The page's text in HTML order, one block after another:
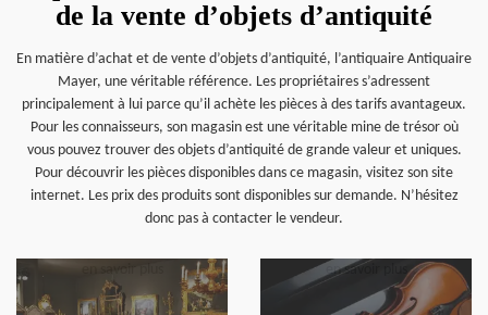
de la vente d’objets d’antiquité
En matière d’achat et de vente d’objets d’antiquité, l’antiquaire Antiquaire
Mayer, une véritable référence. Les propriétaires s’adressent
principalement à lui parce qu’il achète les pièces à des tarifs avantageux.
Pour les connaisseurs, son magasin est une véritable mine de trésor où
vous pouvez trouver des objets d’antiquité de grande valeur et uniques.
Pour découvrir les pièces disponibles dans ce magasin, visitez son site
internet. Les prix des produits sont disponibles sur demande. N’hésitez
donc pas à contacter le vendeur.
en savoir plus en savoir plus